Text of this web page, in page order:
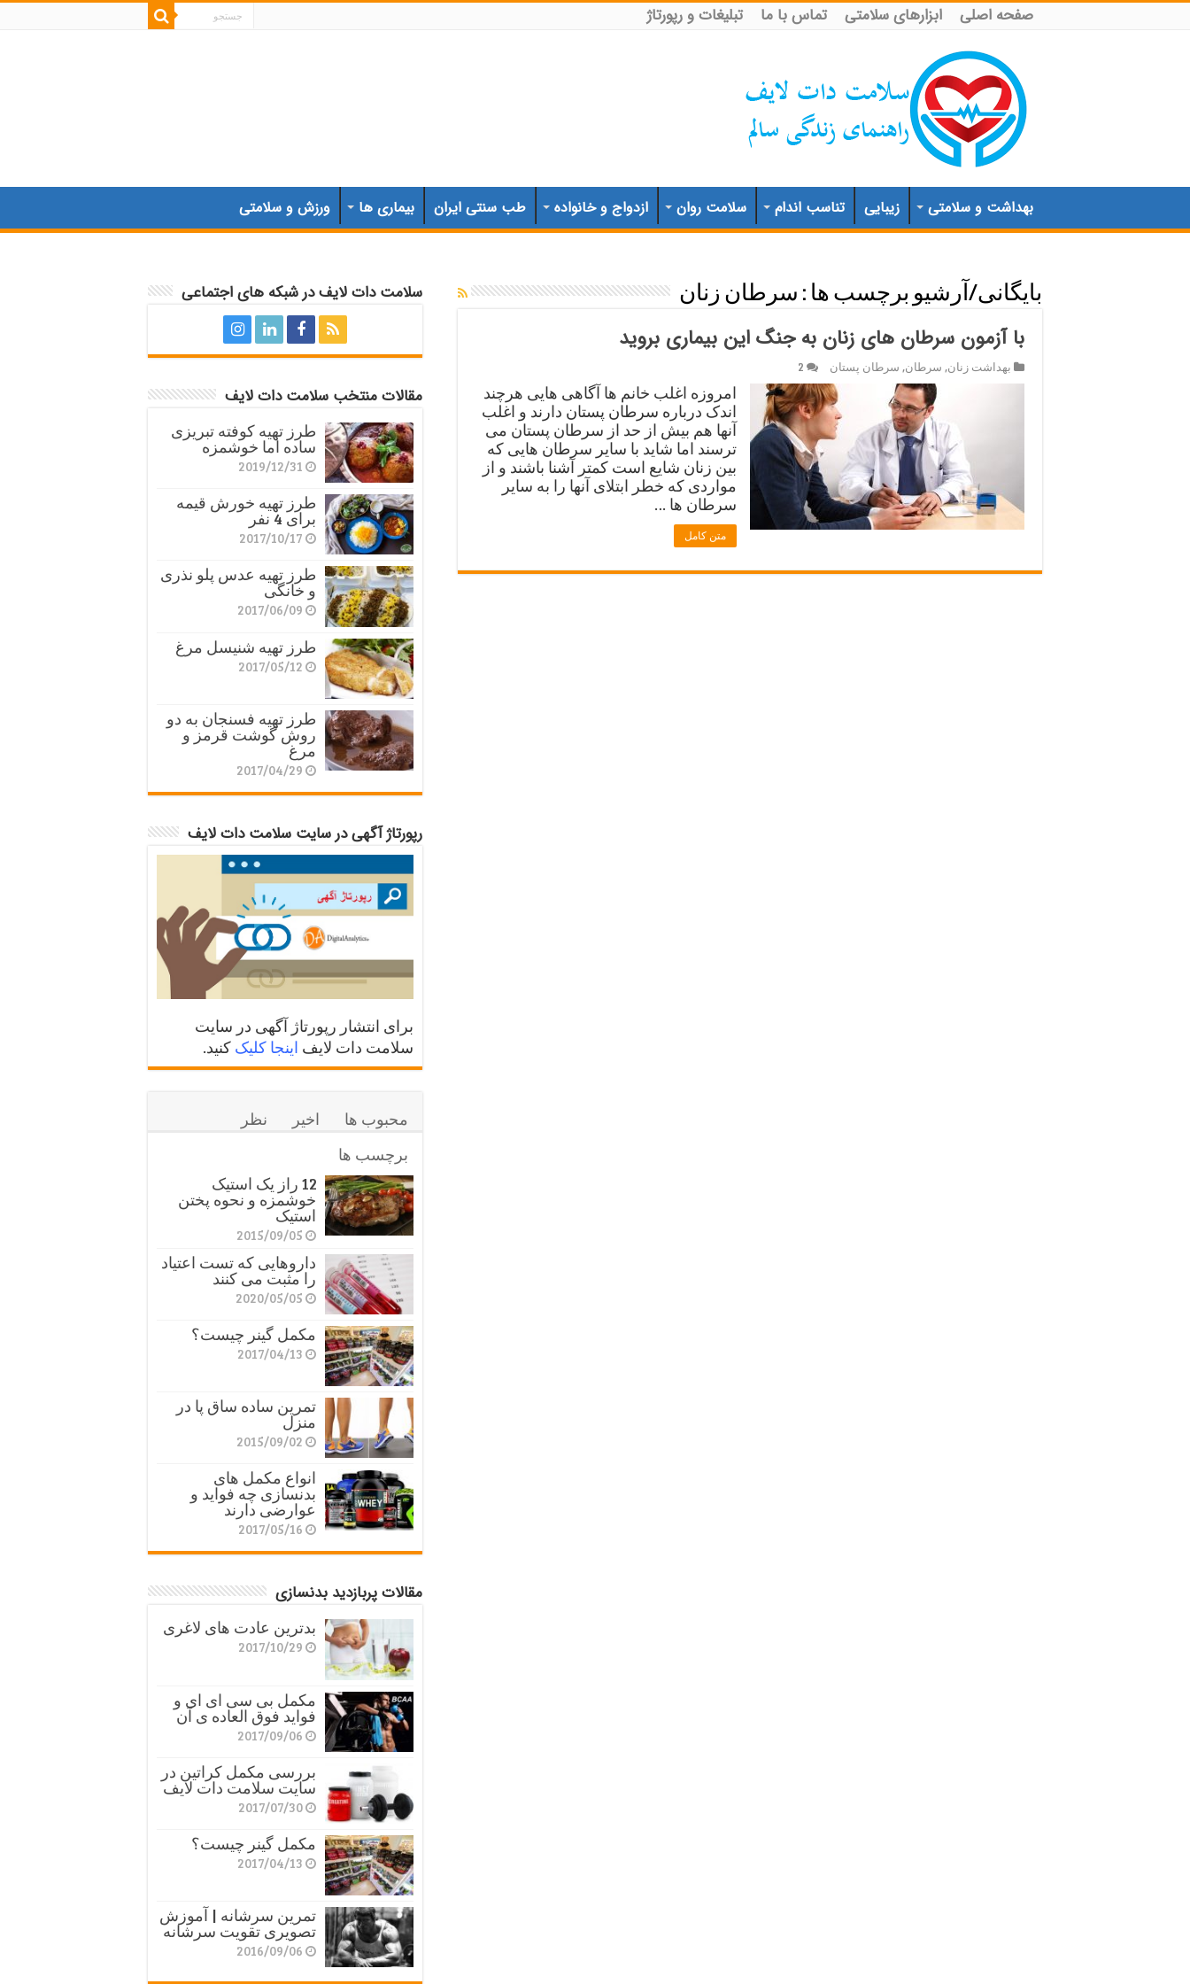
صفحه اصلی ابزارهای سلامتی تماس با ما تبلیغات و رپورتاژ
بهداشت و سلامتی زیبایی تناسب اندام سلامت روان ازدواج و خانواده طب سنتی ایران بیماری ها ورزش و سلامتی
بایگانی/آرشیو برچسب ها : سرطان زنان
با آزمون سرطان های زنان به جنگ این بیماری بروید
بهداشت زنان, سرطان, سرطان پستان 2
امروزه اغلب خانم ها آگاهی هایی هرچند
اندک درباره سرطان پستان دارند و اغلب
آنها هم بیش از حد از سرطان پستان می
ترسند اما شاید با سایر سرطان هایی که
بین زنان شایع است کمتر آشنا باشند و از
مواردی که خطر ابتلای آنها را به سایر
سرطان ها …
متن کامل
سلامت دات لایف در شبکه های اجتماعی
مقالات منتخب سلامت دات لایف
طرز تهیه کوفته تبریزی
ساده اما خوشمزه
2019/12/31
طرز تهیه خورش قیمه
برای 4 نفر
2017/10/17
طرز تهیه عدس پلو نذری
و خانگی
2017/06/09
طرز تهیه شنیسل مرغ
2017/05/12
طرز تهیه فسنجان به دو
روش گوشت قرمز و
مرغ
2017/04/29
رپورتاژ آگهی در سایت سلامت دات لایف
برای انتشار رپورتاژ آگهی در سایت
سلامت دات لایف اینجا کلیک کنید.
محبوب ها اخیر
نظر
برچسب ها
12 راز یک استیک
خوشمزه و نحوه پختن
استیک
2015/09/05
داروهایی که تست اعتیاد
را مثبت می کنند
2020/05/05
مکمل گینر چیست؟
2017/04/13
تمرین ساده ساق پا در
منزل
2015/09/02
انواع مکمل های
بدنسازی چه فواید و
عوارضی دارند
2017/05/16
مقالات پربازدید بدنسازی
بدترین عادت های لاغری
2017/10/29
مکمل بی سی ای ای و
فواید فوق العاده ی آن
2017/09/06
بررسی مکمل کراتین در
سایت سلامت دات لایف
2017/07/30
مکمل گینر چیست؟
2017/04/13
تمرین سرشانه | آموزش
تصویری تقویت سرشانه
2016/09/06